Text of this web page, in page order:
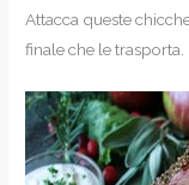
Attacca queste
finale che le trasporta.